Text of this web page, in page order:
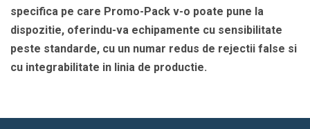
specifica pe care Promo-Pack v-o poate pune la
dispozitie, oferindu-va echipamente cu sensibilitate
peste standarde, cu un numar redus de rejectii false si
cu integrabilitate in linia de productie.